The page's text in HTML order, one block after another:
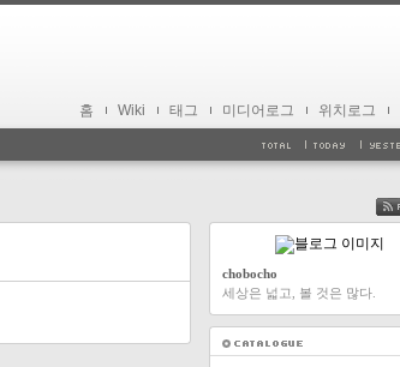
홈 Wiki 태그 미디어로그 위치로그
chobocho
세상은 넓고, 볼 것은 많다.